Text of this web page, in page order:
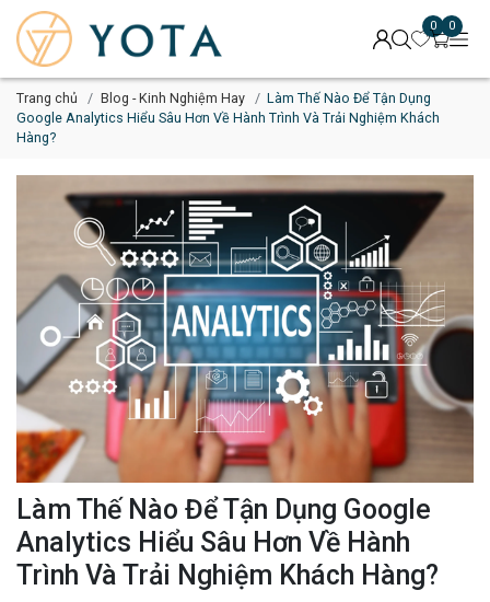
0 0
Trang chủ Blog - Kinh Nghiệm Hay
Làm Thế Nào Để Tận Dụng
Google Analytics Hiểu Sâu Hơn Về Hành Trình Và Trải Nghiệm Khách
Hàng?
Làm Thế Nào Để Tận Dụng Google
Analytics Hiểu Sâu Hơn Về Hành
Trình Và Trải Nghiệm Khách Hàng?